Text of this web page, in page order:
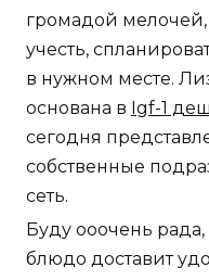
громадой
учесть,
в нужном месте.
основана в Igf-1
сегодня
собственные
сеть.
Буду ооочень
блюдо доставит